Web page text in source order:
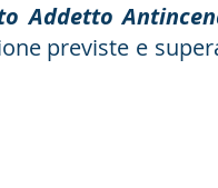
Addetto
previste e